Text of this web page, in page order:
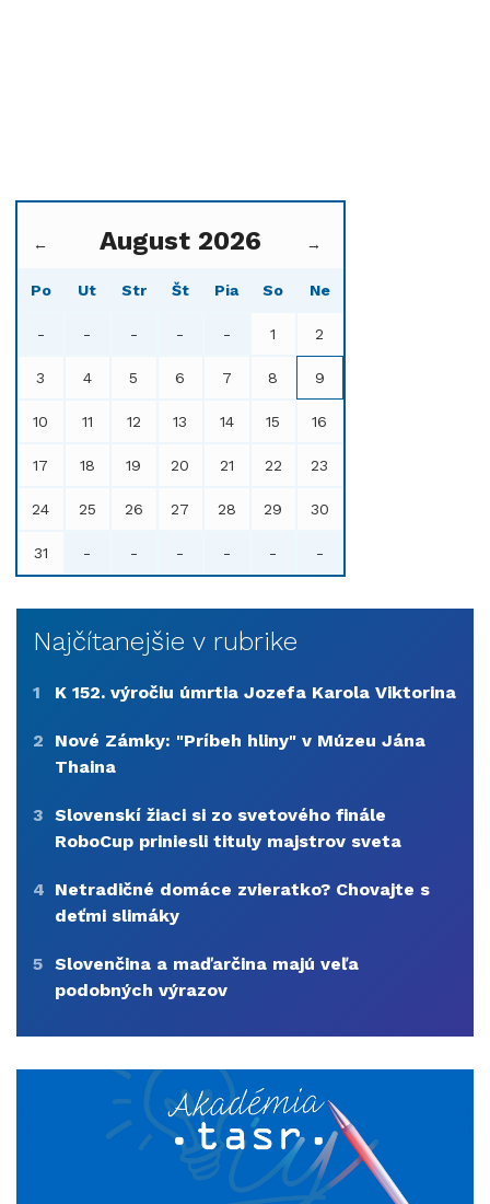
← August 2026 →
Po Ut Str Št Pia So Ne
- - - - - 1 2
3 4 5 6 7 8 9
10 11 12 13 14 15 16
17 18 19 20 21 22 23
24 25 26 27 28 29 30
31 - - - - - -
Najčítanejšie v rubrike
1 K 152. výročiu úmrtia Jozefa Karola Viktorina
2
Nové Zámky: "Príbeh hliny" v Múzeu Jána
Thaina
3 Slovenskí žiaci si zo svetového finále
RoboCup priniesli tituly majstrov sveta
4 Netradičné domáce zvieratko? Chovajte s
deťmi slimáky
5 Slovenčina a maďarčina majú veľa
podobných výrazov